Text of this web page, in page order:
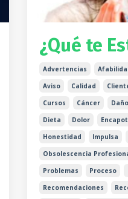
¿Qué te
Advertencias
Aviso
Calidad
Cursos
Cáncer Daño
Dieta
Dolor
Honestidad
Impulsa
Obsolescencia
Problemas
Proceso
Recomendaciones